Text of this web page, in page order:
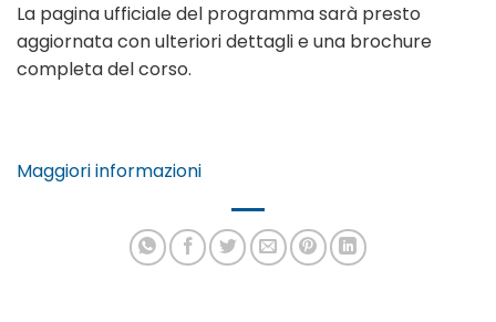
La pagina ufficiale del programma sarà presto
aggiornata con ulteriori dettagli e una brochure
completa del corso.
Maggiori informazioni